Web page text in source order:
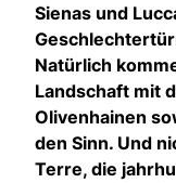
Sienas und
Natürlich
Landschaft mit
Olivenhainen
den Sinn. Und
Terre, die